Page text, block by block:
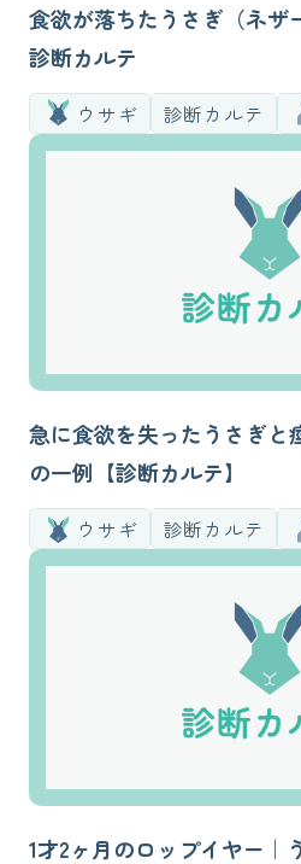
食欲が落ちたうさぎ（ネザ
診断カルテ
ウサギ 診断カルテ
急に食欲を失ったうさぎと
の一例【診断カルテ】
ウサギ 診断カルテ
1才2ヶ月のロップイヤー｜